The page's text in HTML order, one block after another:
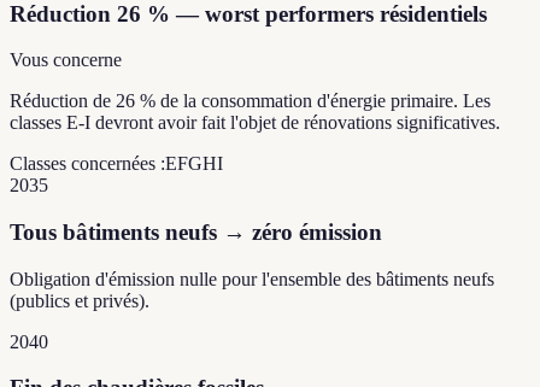
Réduction 26 % — worst performers résidentiels
Vous concerne
Réduction de 26 % de la consommation d'énergie primaire. Les
classes E-I devront avoir fait l'objet de rénovations significatives.
Classes concernées :EFGHI
2035
Tous bâtiments neufs → zéro émission
Obligation d'émission nulle pour l'ensemble des bâtiments neufs
(publics et privés).
2040